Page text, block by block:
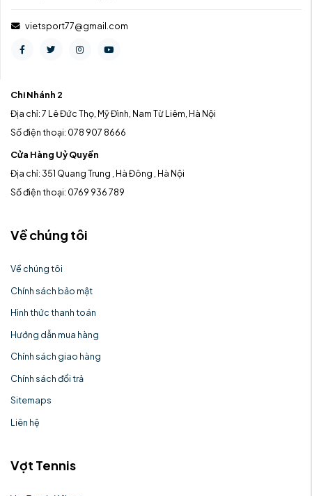
vietsport77@gmail.com
Chi Nhánh 2
Địa chỉ: 7 Lê Đức Thọ, Mỹ Đình, Nam Từ Liêm, Hà Nội
Số điện thoại: 078 907 8666
Cửa Hàng Uỷ Quyền
Địa chỉ: 351 Quang Trung , Hà Đông , Hà Nội
Số điện thoại: 0769 936 789
Về chúng tôi
Về chúng tôi
Chính sách bảo mật
Hình thức thanh toán
Hướng dẫn mua hàng
Chính sách giao hàng
Chính sách đổi trả
Sitemaps
Liên hệ
Vợt Tennis